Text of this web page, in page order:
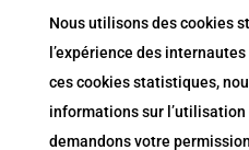
Nous utilisons des cookies
l’expérience des
ces cookies statistiques,
informations sur
demandons votre